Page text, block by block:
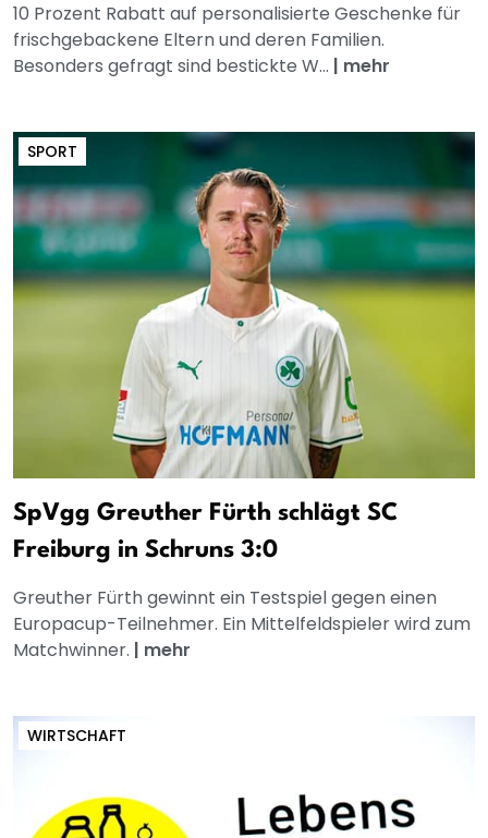
10 Prozent Rabatt auf personalisierte Geschenke für
frischgebackene Eltern und deren Familien.
Besonders gefragt sind bestickte W... | mehr
SPORT
SpVgg Greuther Fürth schlägt SC
Freiburg in Schruns 3:0
Greuther Fürth gewinnt ein Testspiel gegen einen
Europacup-Teilnehmer. Ein Mittelfeldspieler wird zum
Matchwinner. | mehr
WIRTSCHAFT